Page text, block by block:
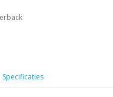
Specificaties